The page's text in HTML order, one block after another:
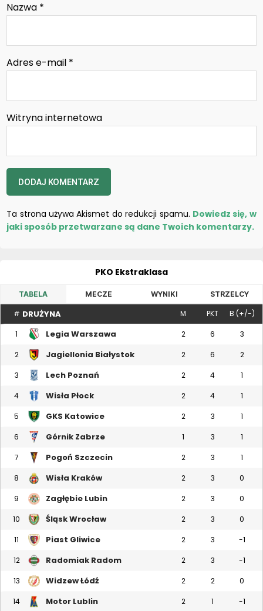
Nazwa *
Adres e-mail *
Witryna internetowa
Ta strona używa Akismet do redukcji spamu. Dowiedz się, w
jaki sposób przetwarzane są dane Twoich komentarzy.
PKO Ekstraklasa
TABELA MECZE WYNIKI STRZELCY
# DRUŻYNA M PKT B (+/-)
1 Legia Warszawa 2 6 3
2 Jagiellonia Białystok 2 6 2
3 Lech Poznań 2 4 1
4 Wisła Płock 2 4 1
5 GKS Katowice 2 3 1
6 Górnik Zabrze 1 3 1
7 Pogoń Szczecin 2 3 1
8 Wisła Kraków 2 3 0
9 Zagłębie Lubin 2 3 0
10 Śląsk Wrocław 2 3 0
11 Piast Gliwice 2 3 -1
12 Radomiak Radom 2 3 -1
13 Widzew Łódź 2 2 0
14 Motor Lublin 2 1 -1